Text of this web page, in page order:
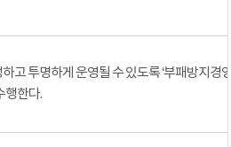
투명하게 운영될 수 있도록 ‘부패방지경영
행한다.